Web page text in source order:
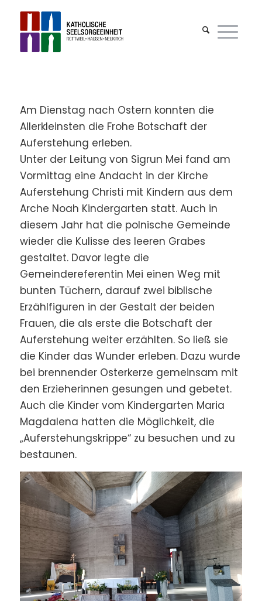
Am Dienstag nach Ostern konnten die
Allerkleinsten die Frohe Botschaft der
Auferstehung erleben.
Unter der Leitung von Sigrun Mei fand am
Vormittag eine Andacht in der Kirche
Auferstehung Christi mit Kindern aus dem
Arche Noah Kindergarten statt. Auch in
diesem Jahr hat die polnische Gemeinde
wieder die Kulisse des leeren Grabes
gestaltet. Davor legte die
Gemeindereferentin Mei einen Weg mit
bunten Tüchern, darauf zwei biblische
Erzählfiguren in der Gestalt der beiden
Frauen, die als erste die Botschaft der
Auferstehung weiter erzählten. So ließ sie
die Kinder das Wunder erleben. Dazu wurde
bei brennender Osterkerze gemeinsam mit
den Erzieherinnen gesungen und gebetet.
Auch die Kinder vom Kindergarten Maria
Magdalena hatten die Möglichkeit, die
„Auferstehungskrippe“ zu besuchen und zu
bestaunen.